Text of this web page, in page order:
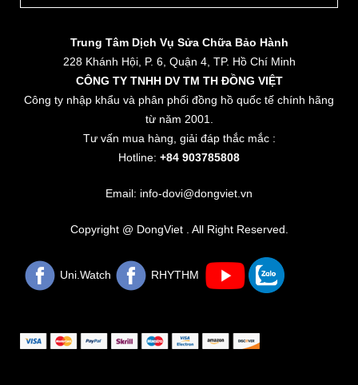
Trung Tâm Dịch Vụ Sửa Chữa Bảo Hành
228 Khánh Hội, P. 6, Quận 4, TP. Hồ Chí Minh
CÔNG TY TNHH DV TM TH ĐỒNG VIỆT
Công ty nhập khẩu và phân phối đồng hồ quốc tế chính hãng
từ năm 2001.
Tư vấn mua hàng, giải đáp thắc mắc :
Hotline: +84 903785808
Email: info-dovi@dongviet.vn
Copyright @ DongViet . All Right Reserved.
Uni.Watch RHYTHM